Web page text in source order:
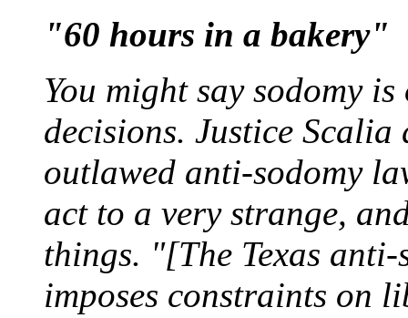
"60 hours in a bakery"
You might say sodomy
decisions. Justice Scalia
outlawed anti-sodomy
act to a very strange,
things. "[The Texas
imposes constraints on